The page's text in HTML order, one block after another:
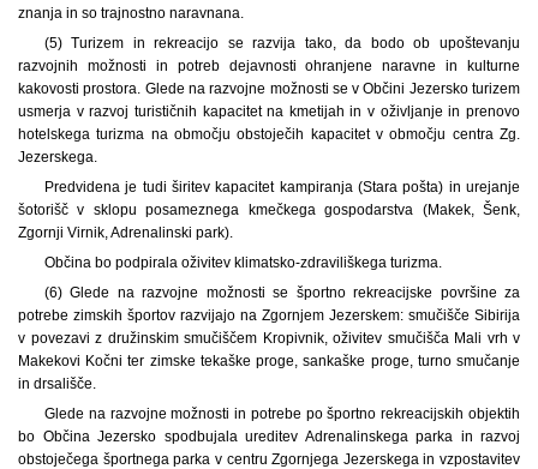
znanja in so trajnostno naravnana.
(5) Turizem in rekreacijo se razvija tako, da bodo ob upoštevanju
razvojnih možnosti in potreb dejavnosti ohranjene naravne in kulturne
kakovosti prostora. Glede na razvojne možnosti se v Občini Jezersko turizem
usmerja v razvoj turističnih kapacitet na kmetijah in v oživljanje in prenovo
hotelskega turizma na območju obstoječih kapacitet v območju centra Zg.
Jezerskega.
Predvidena je tudi širitev kapacitet kampiranja (Stara pošta) in urejanje
šotorišč v sklopu posameznega kmečkega gospodarstva (Makek, Šenk,
Zgornji Virnik, Adrenalinski park).
Občina bo podpirala oživitev klimatsko-zdraviliškega turizma.
(6) Glede na razvojne možnosti se športno rekreacijske površine za
potrebe zimskih športov razvijajo na Zgornjem Jezerskem: smučišče Sibirija
v povezavi z družinskim smučiščem Kropivnik, oživitev smučišča Mali vrh v
Makekovi Kočni ter zimske tekaške proge, sankaške proge, turno smučanje
in drsališče.
Glede na razvojne možnosti in potrebe po športno rekreacijskih objektih
bo Občina Jezersko spodbujala ureditev Adrenalinskega parka in razvoj
obstoječega športnega parka v centru Zgornjega Jezerskega in vzpostavitev